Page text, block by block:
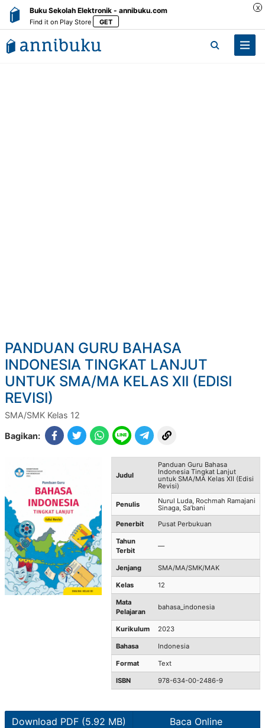
Buku Sekolah Elektronik - annibuku.com
Find it on Play Store GET
X
PANDUAN GURU BAHASA
INDONESIA TINGKAT LANJUT
UNTUK SMA/MA KELAS XII (EDISI
REVISI)
SMA/SMK Kelas 12
Bagikan:
Judul
Panduan Guru Bahasa
Indonesia Tingkat Lanjut
untuk SMA/MA Kelas XII (Edisi
Revisi)
Penulis
Nurul Luda, Rochmah Ramajani
Sinaga, Sa’bani
Penerbit
Pusat Perbukuan
Tahun
Terbit
—
Jenjang SMA/MA/SMK/MAK
Kelas 12
Mata
Pelajaran
bahasa_indonesia
Kurikulum 2023
Bahasa Indonesia
Format Text
ISBN 978-634-00-2486-9
Download PDF (5.92 MB)
Baca Online